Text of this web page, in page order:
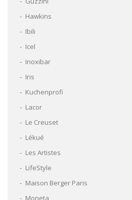
Hawkins
Ibili
Icel
Inoxibar
Iris
Kuchenprofi
Lacor
Le Creuset
Lékué
Les Artistes
LifeStyle
Maison Berger Paris
Moneta